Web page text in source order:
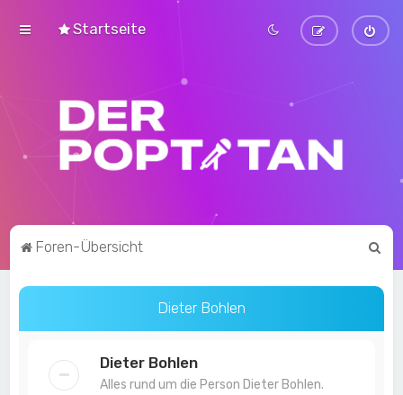
Startseite
Foren-Übersicht
c
Dieter Bohlen
Dieter Bohlen
Alles rund um die Person Dieter Bohlen.